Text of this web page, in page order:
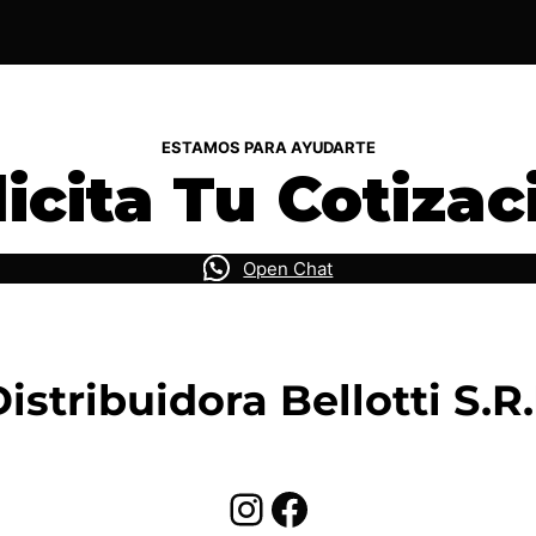
ESTAMOS PARA AYUDARTE
Tu
Open Chat
Bellotti